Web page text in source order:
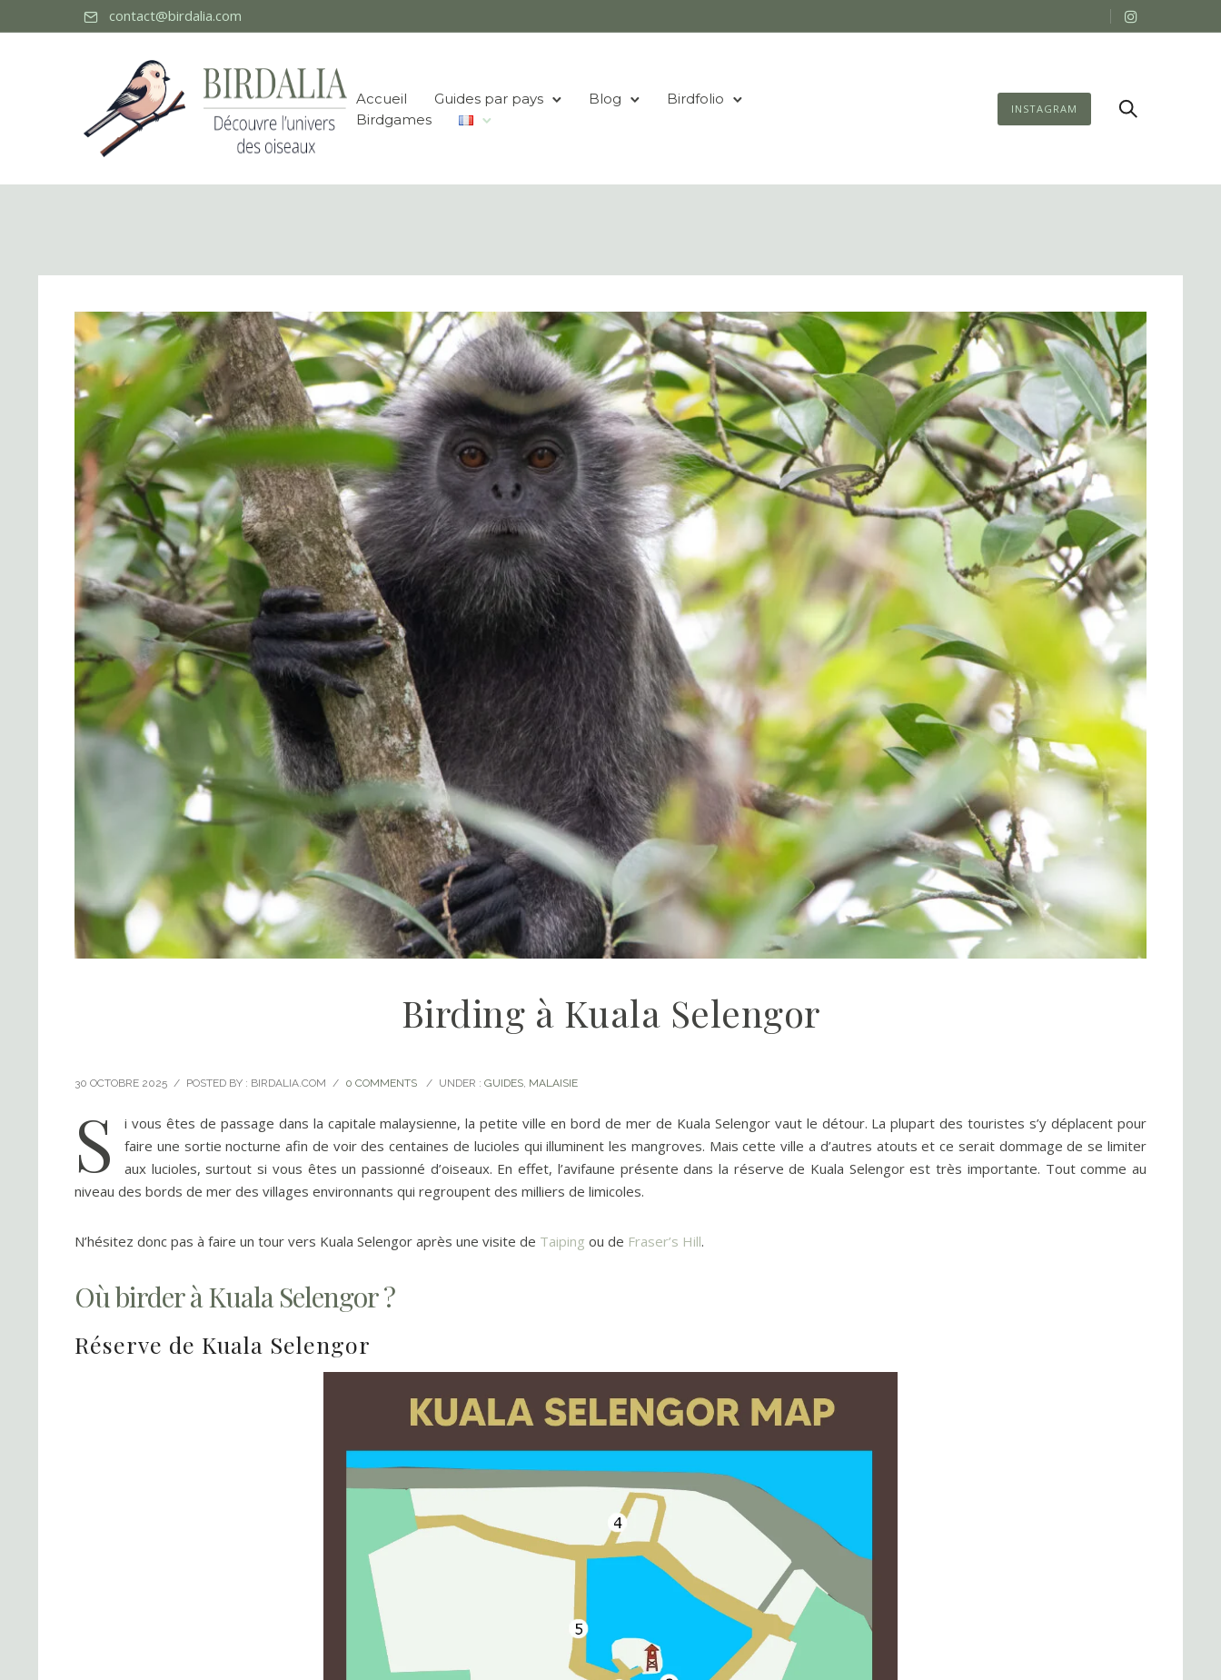
contact@birdalia.com
Accueil Guides par pays Blog
Birdfolio
Birdgames
INSTAGRAM
Birding à Kuala Selengor
30 OCTOBRE 2025 / POSTED BY : BIRDALIA.COM / 0 COMMENTS / UNDER : GUIDES, MALAISIE
S
i vous êtes de passage dans la capitale malaysienne, la petite ville en bord de mer de Kuala Selengor vaut le détour. La plupart des touristes s’y déplacent pour
faire une sortie nocturne afin de voir des centaines de lucioles qui illuminent les mangroves. Mais cette ville a d’autres atouts et ce serait dommage de se limiter
aux lucioles, surtout si vous êtes un passionné d’oiseaux. En effet, l’avifaune présente dans la réserve de Kuala Selengor est très importante. Tout comme au
niveau des bords de mer des villages environnants qui regroupent des milliers de limicoles.
N’hésitez donc pas à faire un tour vers Kuala Selengor après une visite de Taiping ou de Fraser’s Hill.
Où birder à Kuala Selengor ?
Réserve de Kuala Selengor